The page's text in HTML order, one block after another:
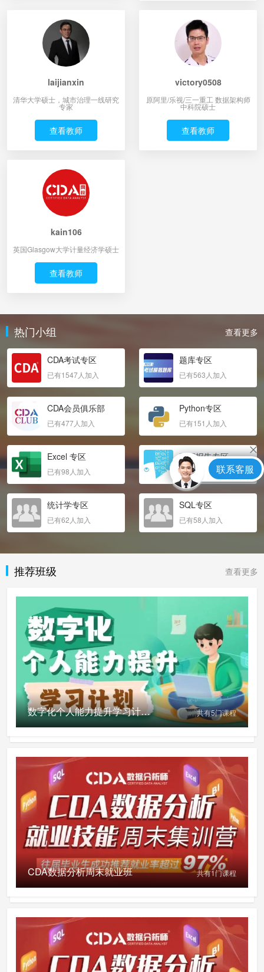
laijianxin
清华大学硕士，城市治理一线研究
专家
查看教师
victory0508
原阿里/乐视/三一重工 数据架构师
中科院硕士
查看教师
kain106
英国Glasgow大学计量经济学硕士
查看教师
热门小组 查看更多
CDA考试专区
已有1547人加入
题库专区
已有563人加入
CDA会员俱乐部
已有477人加入
Python专区
已有151人加入
Excel 专区
已有98人加入
数据报告专区
已有71人加入
统计学专区
已有62人加入
SQL专区
已有58人加入
推荐班级 查看更多
数字化个人能力提升学习计划(免费参与活动请扫左侧二维码) 共有5门课程
CDA数据分析周末就业班 共有1门课程
联系客服